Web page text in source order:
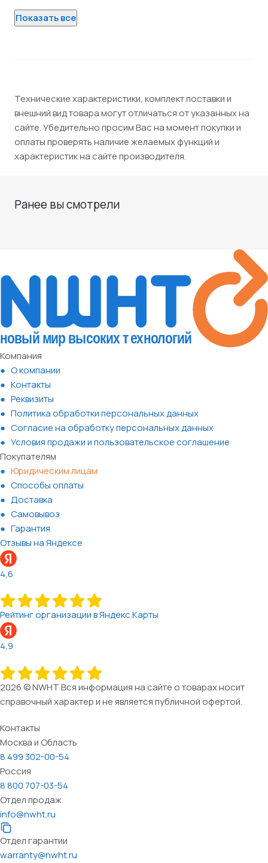
Показать все
Технические характеристики, комплект поставки и
внешний вид товара могут отличаться от указанных на
сайте. Убедительно просим Вас на момент покупки и
оплаты проверять наличие желаемых функций и
характеристик на сайте производителя.
Ранее вы смотрели
Компания
О компании
Контакты
Реквизиты
Политика обработки персональных данных
Согласие на обработку персональных данных
Условия продажи и пользовательское соглашение
Покупателям
Юридическим лицам
Способы оплаты
Доставка
Самовывоз
Гарантия
Отзывы на Яндексе
4,6
Рейтинг организации в Яндекс.Карты
4,9
2026 © NWHT Вся информация на сайте о товарах носит
справочный характер и не является публичной офертой.
Контакты
Москва и Область
8 499 302-00-54
Россия
8 800 707-03-54
Отдел продаж
info@nwht.ru
Отдел гарантии
warranty@nwht.ru